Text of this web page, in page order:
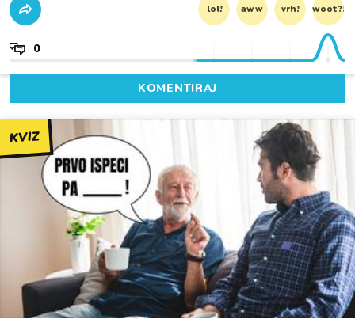
lol! aww vrh! woot?!
0
KOMENTIRAJ
KVIZ